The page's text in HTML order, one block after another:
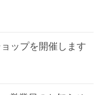
ップを開催します